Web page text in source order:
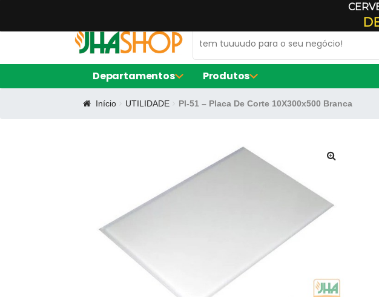
Departamentos
AMACIADOR DE CARNE
BALCÃO DE SERVIÇO
CAFETEIRAS
FORNO ELÉTRICO
MÁQUINA DE CREPE
FORMA DE SILICONE
FORNO
Produtos
Início UTILIDADE Pl-51 – Placa De Corte 10X300x500 Branca